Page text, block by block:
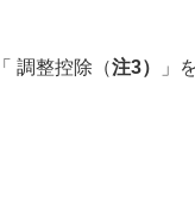
調整控除（注3）
」